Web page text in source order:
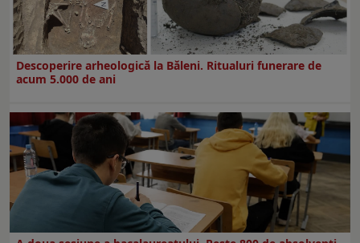
Descoperire arheologică la Băleni. Ritualuri funerare de
acum 5.000 de ani